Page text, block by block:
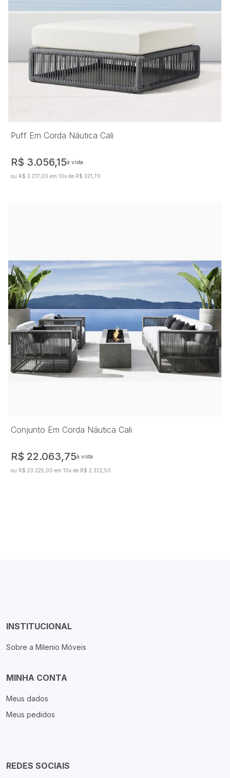
Puff Em Corda Náutica Cali
R$ 3.056,15à vista
ou R$ 3.217,00 em 10x de R$ 321,70
Conjunto Em Corda Náutica Cali
R$ 22.063,75à vista
ou R$ 23.225,00 em 10x de R$ 2.322,50
INSTITUCIONAL
Sobre a Milenio Móveis
MINHA CONTA
Meus dados
Meus pedidos
REDES SOCIAIS